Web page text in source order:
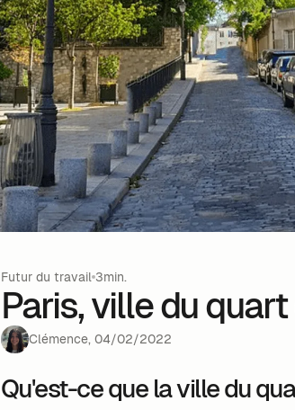
Futur du travail 3min.
Paris, ville du
Clémence,04/02/2022
Qu'est-ce que la ville du